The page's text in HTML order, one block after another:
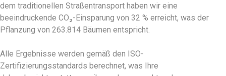
dem traditionellen Straßentransport haben wir eine
beeindruckende CO₂-Einsparung von 32 % erreicht, was der
Pflanzung von 263.814 Bäumen entspricht.
Alle Ergebnisse werden gemäß den ISO-
Zertifizierungsstandards berechnet, was Ihre